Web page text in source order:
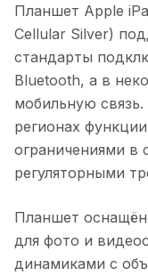
Планшет Apple
Cellular Silver)
стандарты
Bluetooth, а в
мобильную
регионах
ограничениями в
регуляторными
Планшет
для фото и
динамиками с